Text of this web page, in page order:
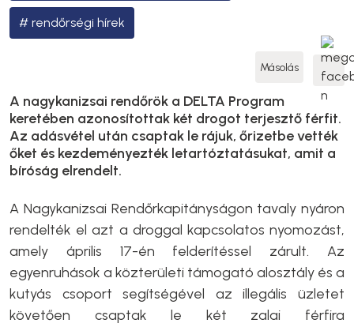
rendőrségi hírek
Másolás
A nagykanizsai rendőrök a DELTA Program
keretében azonosítottak két drogot terjesztő férfit.
Az adásvétel után csaptak le rájuk, őrizetbe vették
őket és kezdeményezték letartóztatásukat, amit a
bíróság elrendelt.
A Nagykanizsai Rendőrkapitányságon tavaly nyáron
rendelték el azt a droggal kapcsolatos nyomozást,
amely április 17-én felderítéssel zárult. Az
egyenruhások a közterületi támogató alosztály és a
kutyás csoport segítségével az illegális üzletet
követően csaptak le két zalai férfira